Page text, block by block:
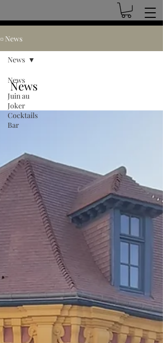
¤ News
News
Juin au
Joker
Cocktails
Bar
News
News